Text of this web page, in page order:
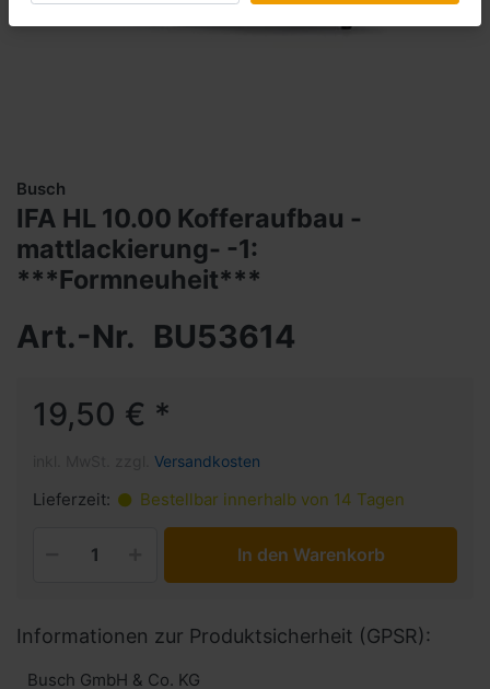
Busch
IFA HL 10.00 Kofferaufbau -
mattlackierung- -1:
***Formneuheit***
Art.-Nr. BU53614
19,50 € *
Versandkosten
Lieferzeit: Bestellbar innerhalb von 14 Tagen
In den Warenkorb
Informationen zur Produktsicherheit (GPSR):
Busch GmbH & Co. KG